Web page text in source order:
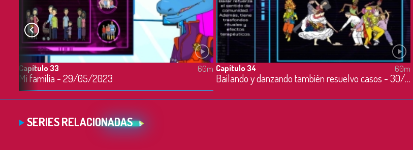
Capítulo 33
Mi familia - 29/05/2023
60m Capítulo 34
Bailando y danzando también resuelvo casos - 30/05/2023
60m
SERIES RELACIONADAS